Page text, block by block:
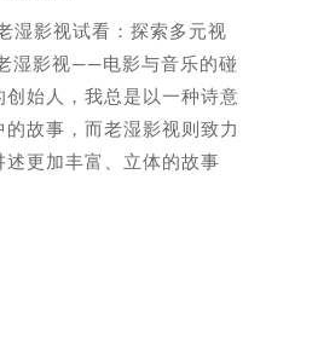
湿影视试看：探索多元视
湿影视——电影与音乐的碰
始人，我总是以一种诗意
故事，而老湿影视则致力
更加丰富、立体的故事